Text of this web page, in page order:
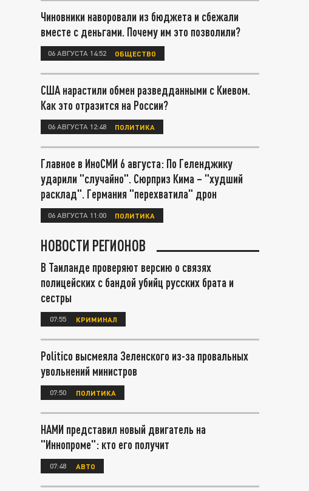
Чиновники наворовали из бюджета и сбежали
вместе с деньгами. Почему им это позволили?
06 АВГУСТА 14:52 ОБЩЕСТВО
США нарастили обмен разведданными с Киевом.
Как это отразится на России?
06 АВГУСТА 12:48 ПОЛИТИКА
Главное в ИноСМИ 6 августа: По Геленджику
ударили "случайно". Сюрприз Кима – "худший
расклад". Германия "перехватила" дрон
06 АВГУСТА 11:00 ПОЛИТИКА
НОВОСТИ РЕГИОНОВ
В Таиланде проверяют версию о связях
полицейских с бандой убийц русских брата и
сестры
07:55 КРИМИНАЛ
Politico высмеяла Зеленского из-за провальных
увольнений министров
07:50 ПОЛИТИКА
НАМИ представил новый двигатель на
"Иннопроме": кто его получит
07:48 АВТО